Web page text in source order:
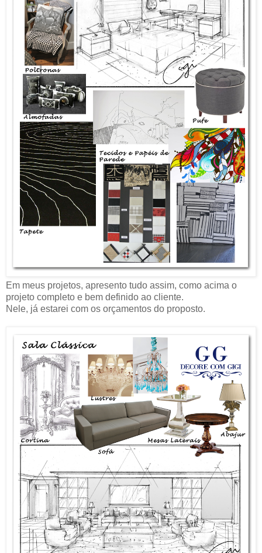
Em meus projetos, apresento tudo assim, como acima o
projeto completo e bem definido ao cliente.
Nele, já estarei com os orçamentos do proposto.